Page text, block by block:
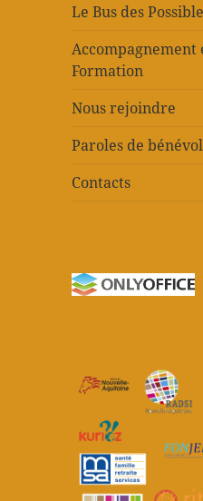
Le Bus des
Accompagnement
Formation
Nous rejoindre
Paroles de
Contacts